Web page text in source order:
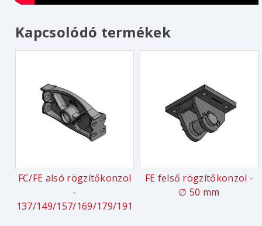
Kapcsolódó termékek
FC/FE alsó rögzítőkonzol
-
137/149/157/169/179/191
FE felső rögzítőkonzol -
∅ 50 mm